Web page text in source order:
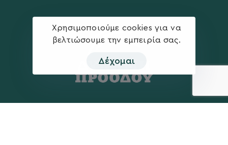
Χρησιμοποιούμε cookies για να
βελτιώσουμε την εμπειρία σας.
Δέχομαι